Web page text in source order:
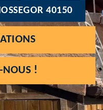
40150
NOUS !